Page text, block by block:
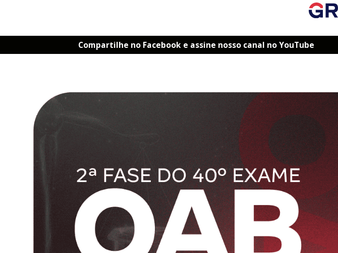
Compartilhe no Facebook e assine nosso canal no YouTube